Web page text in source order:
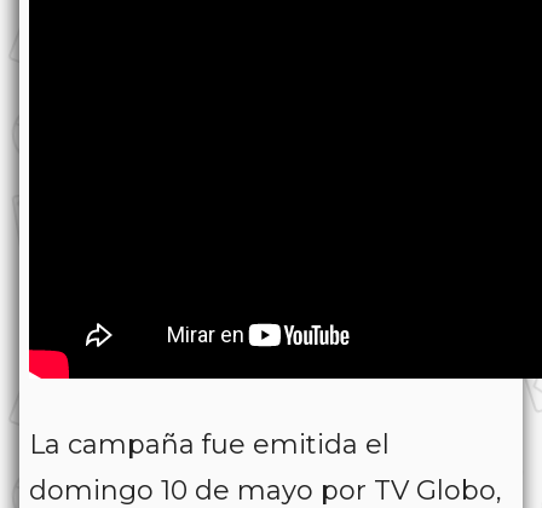
La campaña fue emitida el
domingo 10 de mayo por TV Globo,